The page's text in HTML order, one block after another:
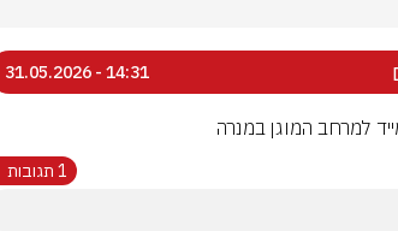
14:31 - 31.05.2026
למרחב המוגן במנרה
1 תגובות